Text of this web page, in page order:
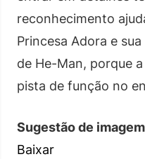
reconhecimento
Princesa Adora e
de He-Man, porque
pista de função no
Sugestão de
Baixar